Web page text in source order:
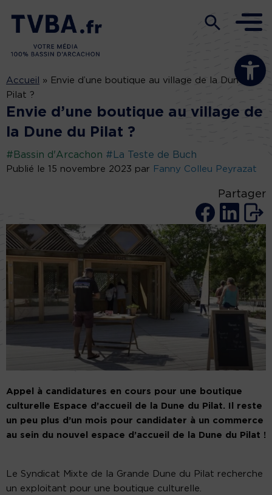
Ouvrir la
Accueil » Envie d’une boutique au village de la Dune du
Pilat ?
Envie d’une boutique au village de
la Dune du Pilat ?
#Bassin d'Arcachon #La Teste de Buch
Publié le 15 novembre 2023 par Fanny Colleu Peyrazat
Partager
Appel à candidatures en cours pour une boutique
culturelle Espace d’accueil de la Dune du Pilat. Il reste
un peu plus d’un mois pour candidater à un commerce
au sein du nouvel espace d’accueil de la Dune du Pilat !
Le Syndicat Mixte de la Grande Dune du Pilat recherche
un exploitant pour une boutique culturelle.